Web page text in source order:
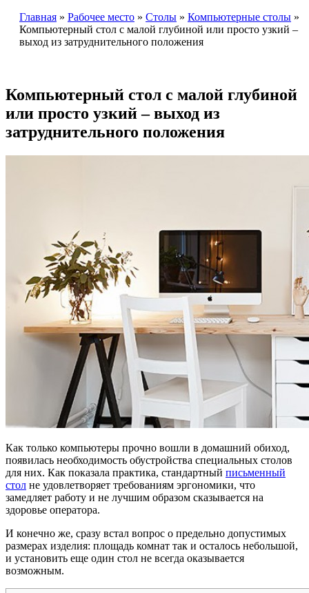
Главная » Рабочее место » Столы » Компьютерные столы »
Компьютерный стол с малой глубиной или просто узкий –
выход из затруднительного положения
Компьютерный стол с малой глубиной
или просто узкий – выход из
затруднительного положения
Как только компьютеры прочно вошли в домашний обиход,
появилась необходимость обустройства специальных столов
для них. Как показала практика, стандартный письменный
стол не удовлетворяет требованиям эргономики, что
замедляет работу и не лучшим образом сказывается на
здоровье оператора.
И конечно же, сразу встал вопрос о предельно допустимых
размерах изделия: площадь комнат так и осталось небольшой,
и установить еще один стол не всегда оказывается
возможным.